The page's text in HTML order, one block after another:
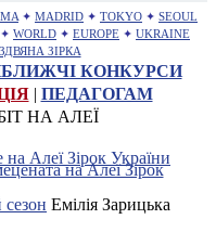
✦ MADRID ✦ TOKYO ✦ SEOUL
✦ WORLD ✦ EUROPE ✦ UKRAINE
ЗІРКА
КОНКУРСИ
| ПЕДАГОГАМ
НА АЛЕЇ
сезон Емілія Зарицька